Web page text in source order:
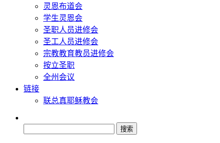
灵恩布道会
学生灵恩会
圣职人员进修会
圣工人员进修会
宗教教育教员进修会
按立圣职
全州会议
链接
联总真耶稣教会